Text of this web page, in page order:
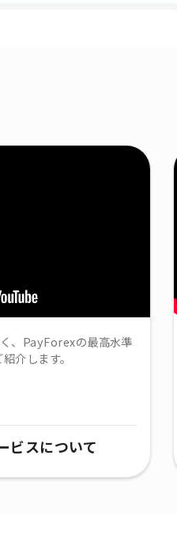
、PayForexの最高水準
介します。
ビスについて